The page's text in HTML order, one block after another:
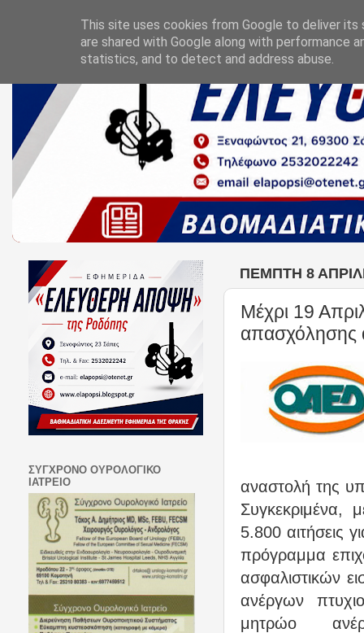
ΠΈΜΠΤΗ 8
Μέχρι 19
απασχόλησης
αναστολή της
Συγκεκριμένα,
5.800 αιτήσεις
πρόγραμμα
ασφαλιστικών
ανέργων
μητρώο
ΣΥΓΧΡΟΝΟ ΟΥΡΟΛΟΓΙΚΟ
ΙΑΤΡΕΙΟ
This site uses cookies from Google to deliver its
are shared with Google along with performance
statistics, and to detect and address abuse.